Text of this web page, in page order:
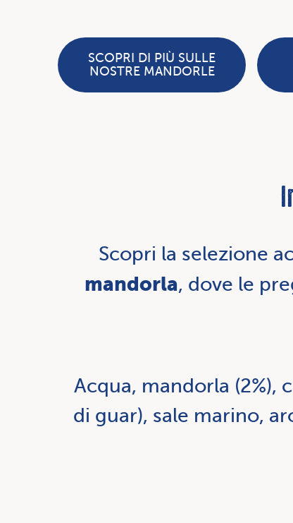
SCOPRI DI PIÙ SULLE
NOSTRE MANDORLE
Scopri la selezione
mandorla, dove le
Acqua, mandorla (2%),
di guar), sale marino,